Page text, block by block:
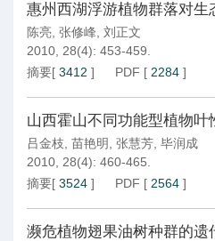
惠州西湖浮游植物群落对生
陈亮 张修峰 刘正文
2010, 28(4): 453-459.
摘要[ 3412 ] PDF [ 2284 ]
山西霍山不同功能型植物叶
吕金枝 苗艳明 张慧芳 毕润成
2010, 28(4): 460-465.
摘要[ 3524 ] PDF [ 2564 ]
濒危植物翅果油树种群的